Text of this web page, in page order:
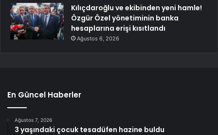
Kılıçdaroğlu ve ekibinden yeni hamle!
Özgür Özel yönetiminin banka
hesaplarına erişi kısıtlandı
Ağustos 6, 2026
En Güncel Haberler
Ağustos 7, 2026
3 yaşındaki çocuk tesadüfen hazine buldu